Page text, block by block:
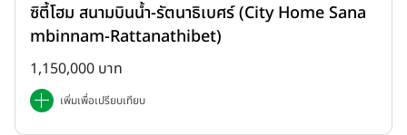
ซิตี้โฮม สนามบินน้ำ-รัตนาธิเบศร์ (City Home Sana
mbinnam-Rattanathibet)
1,150,000 บาท
เพิ่มเพื่อเปรียบเทียบ